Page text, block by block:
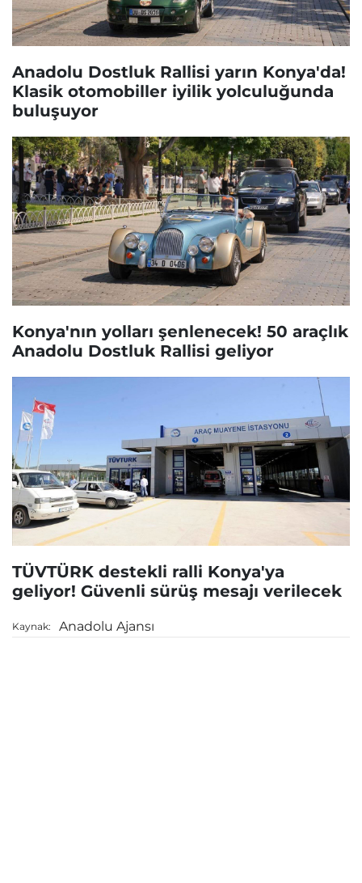
Anadolu Dostluk Rallisi yarın Konya'da!
Klasik otomobiller iyilik yolculuğunda
buluşuyor
Konya'nın yolları şenlenecek! 50 araçlık
Anadolu Dostluk Rallisi geliyor
TÜVTÜRK destekli ralli Konya'ya
geliyor! Güvenli sürüş mesajı verilecek
Kaynak: Anadolu Ajansı